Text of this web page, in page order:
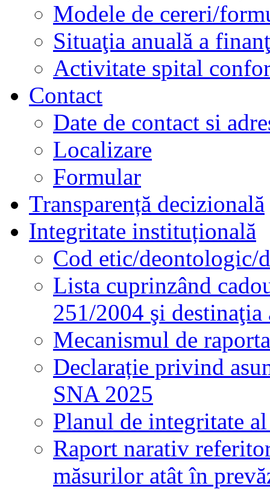
Modele de cereri/
Situaţia anuală a
Activitate spital
Contact
Date de contact si
Localizare
Formular
Transparență decizională
Integritate instituțională
Cod etic/deontologic/
Lista cuprinzând
251/2004 şi destinaţia
Mecanismul de
Declarație privind
SNA 2025
Planul de integritate
Raport narativ
măsurilor atât în